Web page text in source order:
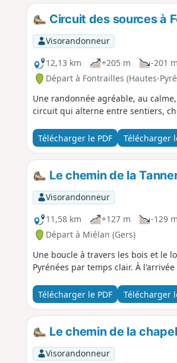
Circuit des sources à
Visorandonneur
12,13 km
+205 m -201 m
Départ à Fontrailles (Hautes-
Une randonnée agréable, au
circuit qui alterne entre sentiers,
Télécharger le PDF Télécharger
Le chemin de la
Visorandonneur
11,58 km
+127 m -129 m
Départ à Miélan (Gers)
Une boucle à travers les bois et le
Pyrénées par temps clair. À
Télécharger le PDF Télécharger
Le chemin de la
Visorandonneur